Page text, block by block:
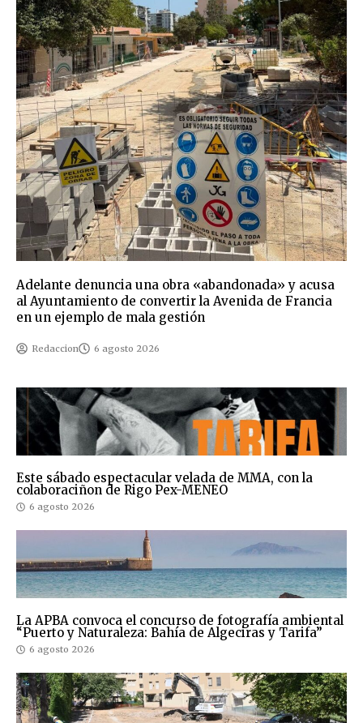
Adelante denuncia una obra «abandonada» y acusa
al Ayuntamiento de convertir la Avenida de Francia
en un ejemplo de mala gestión
Redaccion 6 agosto 2026
Este sábado espectacular velada de MMA, con la
colaboraciñon de Rigo Pex-MENEO
6 agosto 2026
La APBA convoca el concurso de fotografía ambiental
“Puerto y Naturaleza: Bahía de Algeciras y Tarifa”
6 agosto 2026